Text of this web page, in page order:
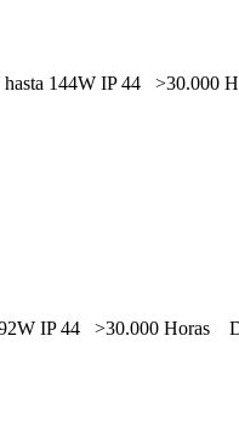
hasta 144W IP 44 >30.000
IP 44 >30.000 Horas